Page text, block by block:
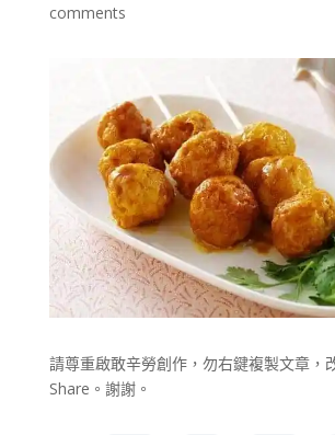
comments
請尊重啟敢辛勞創作，勿右鍵複製文章，
Share。謝謝。